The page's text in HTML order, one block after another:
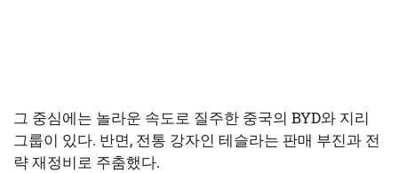
그 중심에는 놀라운 속도로 질주한 중국의 BYD와 지리
그룹이 있다. 반면, 전통 강자인 테슬라는 판매 부진과 전
략 재정비로 주춤했다.